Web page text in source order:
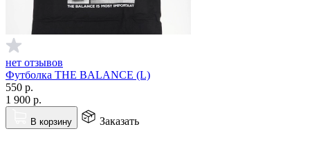
нет отзывов
Футболка THE BALANCE (L)
550 р.
1 900 р.
В корзину Заказать